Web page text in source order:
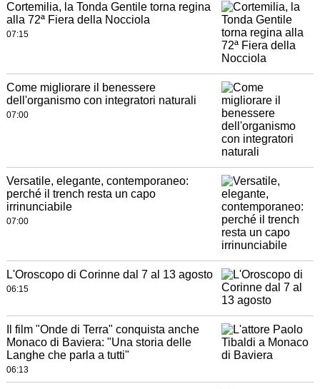
Cortemilia, la Tonda Gentile torna regina
alla 72ª Fiera della Nocciola
07:15
Come migliorare il benessere
dell'organismo con integratori naturali
07:00
Versatile, elegante, contemporaneo:
perché il trench resta un capo
irrinunciabile
07:00
L'Oroscopo di Corinne dal 7 al 13 agosto
06:15
Il film "Onde di Terra" conquista anche
Monaco di Baviera: "Una storia delle
Langhe che parla a tutti"
06:13